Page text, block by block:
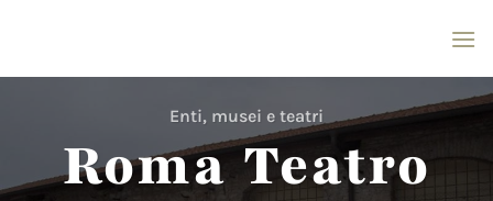
Enti, musei e teatri
Roma Teatro